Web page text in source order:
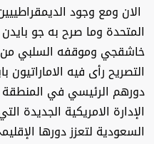
الان ومع وجود
المتحدة وما صرح به جو
خاشقجي وموقفه السلبي
التصريح رأى فيه الاماراتيون
دورهم الرئيسي في المنطقة
الإدارة الامريكية الجديدة
السعودية لتعزز دورها